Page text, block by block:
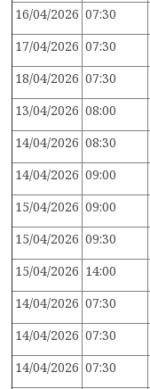
16/04/2026 07:30
17/04/2026 07:30
18/04/2026 07:30
13/04/2026 08:00
14/04/2026 08:30
14/04/2026 09:00
15/04/2026 09:00
15/04/2026 09:30
15/04/2026 14:00
14/04/2026 07:30
14/04/2026 07:30
14/04/2026 07:30